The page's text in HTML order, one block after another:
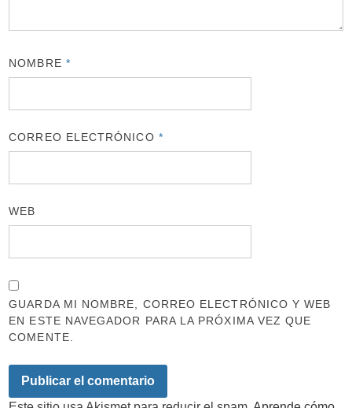
NOMBRE *
CORREO ELECTRÓNICO *
WEB
GUARDA MI NOMBRE, CORREO ELECTRÓNICO Y WEB
EN ESTE NAVEGADOR PARA LA PRÓXIMA VEZ QUE
COMENTE.